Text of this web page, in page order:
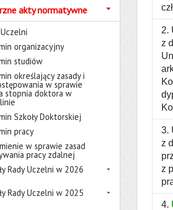
akty normatywne
organizacyjny
studiów
określający zasady i
w sprawie
stopnia doktora w
Szkoły Doktorskiej
pracy
w sprawie zasad
pracy zdalnej
Rady Uczelni w 2026
Rady Uczelni w 2025
2.
z
3.
z
z
4.